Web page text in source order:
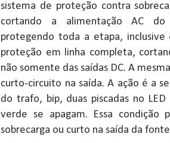
sistema de proteção contra
cortando a alimentação AC
protegendo toda a etapa,
proteção em linha completa,
não somente das saídas DC. A
curto-circuito na saída. A ação é a
do trafo, bip, duas piscadas no
verde se apagam. Essa condição
sobrecarga ou curto na saída da